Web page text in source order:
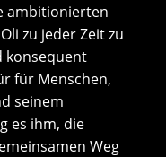
ambitionierten
zu jeder Zeit zu
konsequent
für Menschen,
seinem
es ihm, die
Weg